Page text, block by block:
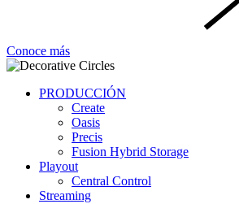
Conoce más
PRODUCCIÓN
Create
Oasis
Precis
Fusion Hybrid Storage
Playout
Central Control
Streaming